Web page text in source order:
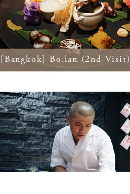
[Bangkok] Bo.lan (2nd Visit)